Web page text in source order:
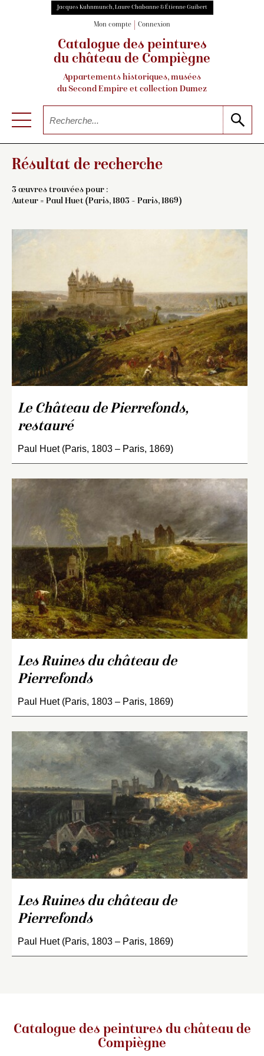
Jacques Kuhnmunch, Laure Chabanne & Étienne Guibert
Mon compte Connexion
Catalogue des peintures
du château de Compiègne
Appartements historiques, musées
du Second Empire et collection Dumez
Résultat de recherche
3 œuvres trouvées pour :
Auteur = Paul Huet (Paris, 1803 – Paris, 1869)
Le Château de Pierrefonds,
restauré
Paul Huet (Paris, 1803 – Paris, 1869)
Les Ruines du château de
Pierrefonds
Paul Huet (Paris, 1803 – Paris, 1869)
Les Ruines du château de
Pierrefonds
Paul Huet (Paris, 1803 – Paris, 1869)
Catalogue des peintures du château de
Compiègne